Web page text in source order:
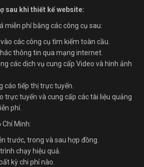
sau khi thiết kế website:
miễn phí bằng các công cụ sau:
các công cụ tìm kiếm toàn cầu.
thông tin qua mạng internet.
các dịch vụ cung cấp Video và hình ảnh
cáo tiếp thị trực tuyến.
trực tuyến và cung cấp các tài liệu quảng
phí.
Chí Minh:
trước, trong và sau hợp đồng.
chạy hiệu quả.
kỳ chi phí nào.